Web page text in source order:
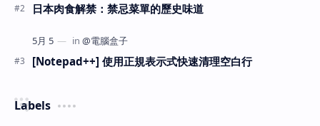
日本肉食解禁：禁忌菜單的歷史味道
[Notepad++] 使用正規表示式快速清理空白行
Labels